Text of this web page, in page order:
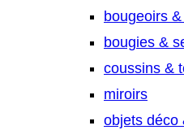
bougeoirs
bougies &
coussins &
miroirs
objets déco